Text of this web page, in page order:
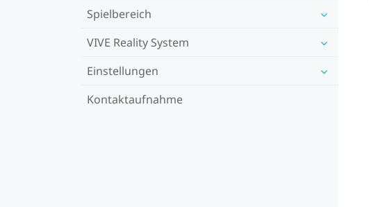
Spielbereich
VIVE Reality System
Einstellungen
Kontaktaufnahme